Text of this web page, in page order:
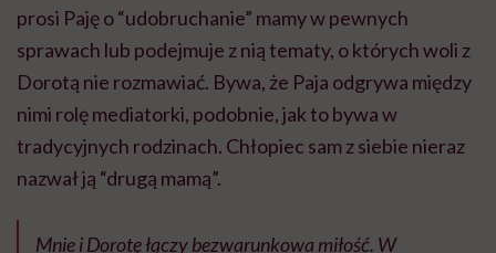
prosi Paję o “udobruchanie” mamy w pewnych
sprawach lub podejmuje z nią tematy, o których woli z
Dorotą nie rozmawiać. Bywa, że Paja odgrywa między
nimi rolę mediatorki, podobnie, jak to bywa w
tradycyjnych rodzinach. Chłopiec sam z siebie nieraz
nazwał ją “drugą mamą”.
Mnie i Dorotę łączy bezwarunkowa miłość. W